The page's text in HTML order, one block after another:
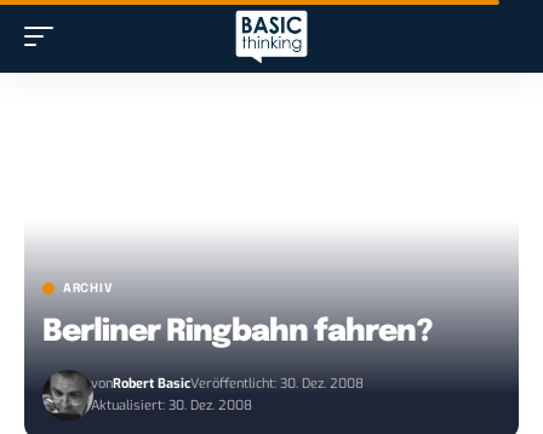
ARCHIV
Berliner Ringbahn fahren?
vonRobert BasicVeröffentlicht: 30. Dez. 2008
Aktualisiert: 30. Dez. 2008